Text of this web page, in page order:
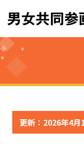
更新：2026年4月